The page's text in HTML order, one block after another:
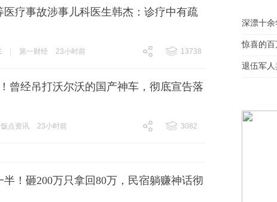
医疗事故涉事儿科医生韩杰：诊疗中有疏
第一财经 23小时前
13738
曾经吊打沃尔沃的国产神车，彻底宣告落
饭点资讯 23小时前
3082
半！砸200万只拿回80万，民宿躺赚神话彻
深漂十
惊喜的
退伍军人